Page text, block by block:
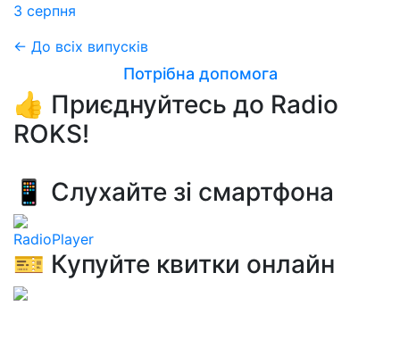
3 серпня
← До всіх випусків
Потрібна допомога
👍 Приєднуйтесь до Radio
ROKS!
📱 Слухайте зі смартфона
RadioPlayer
🎫 Купуйте квитки онлайн